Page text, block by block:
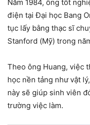
Năm 1984, ông tốt
điện tại Đại học Bang
tục lấy bằng thạc sĩ
Stanford (Mỹ) trong
Theo ông Huang, việc
học nền tảng như vật
này sẽ giúp sinh viên
trường việc làm.